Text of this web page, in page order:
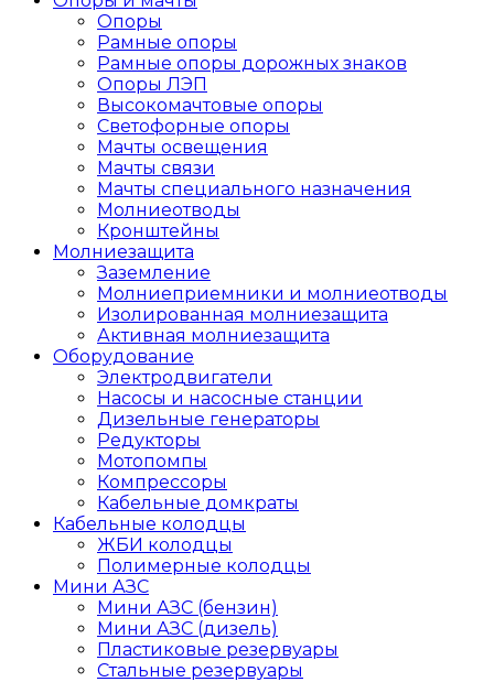
Опоры
Рамные опоры
Рамные опоры дорожных знаков
Опоры ЛЭП
Высокомачтовые опоры
Светофорные опоры
Мачты освещения
Мачты связи
Мачты специального назначения
Молниеотводы
Кронштейны
Молниезащита
Заземление
Молниеприемники и молниеотводы
Изолированная молниезащита
Активная молниезащита
Оборудование
Электродвигатели
Насосы и насосные станции
Дизельные генераторы
Редукторы
Мотопомпы
Компрессоры
Кабельные домкраты
Кабельные колодцы
ЖБИ колодцы
Полимерные колодцы
Мини АЗС
Мини АЗС (бензин)
Мини АЗС (дизель)
Пластиковые резервуары
Стальные резервуары